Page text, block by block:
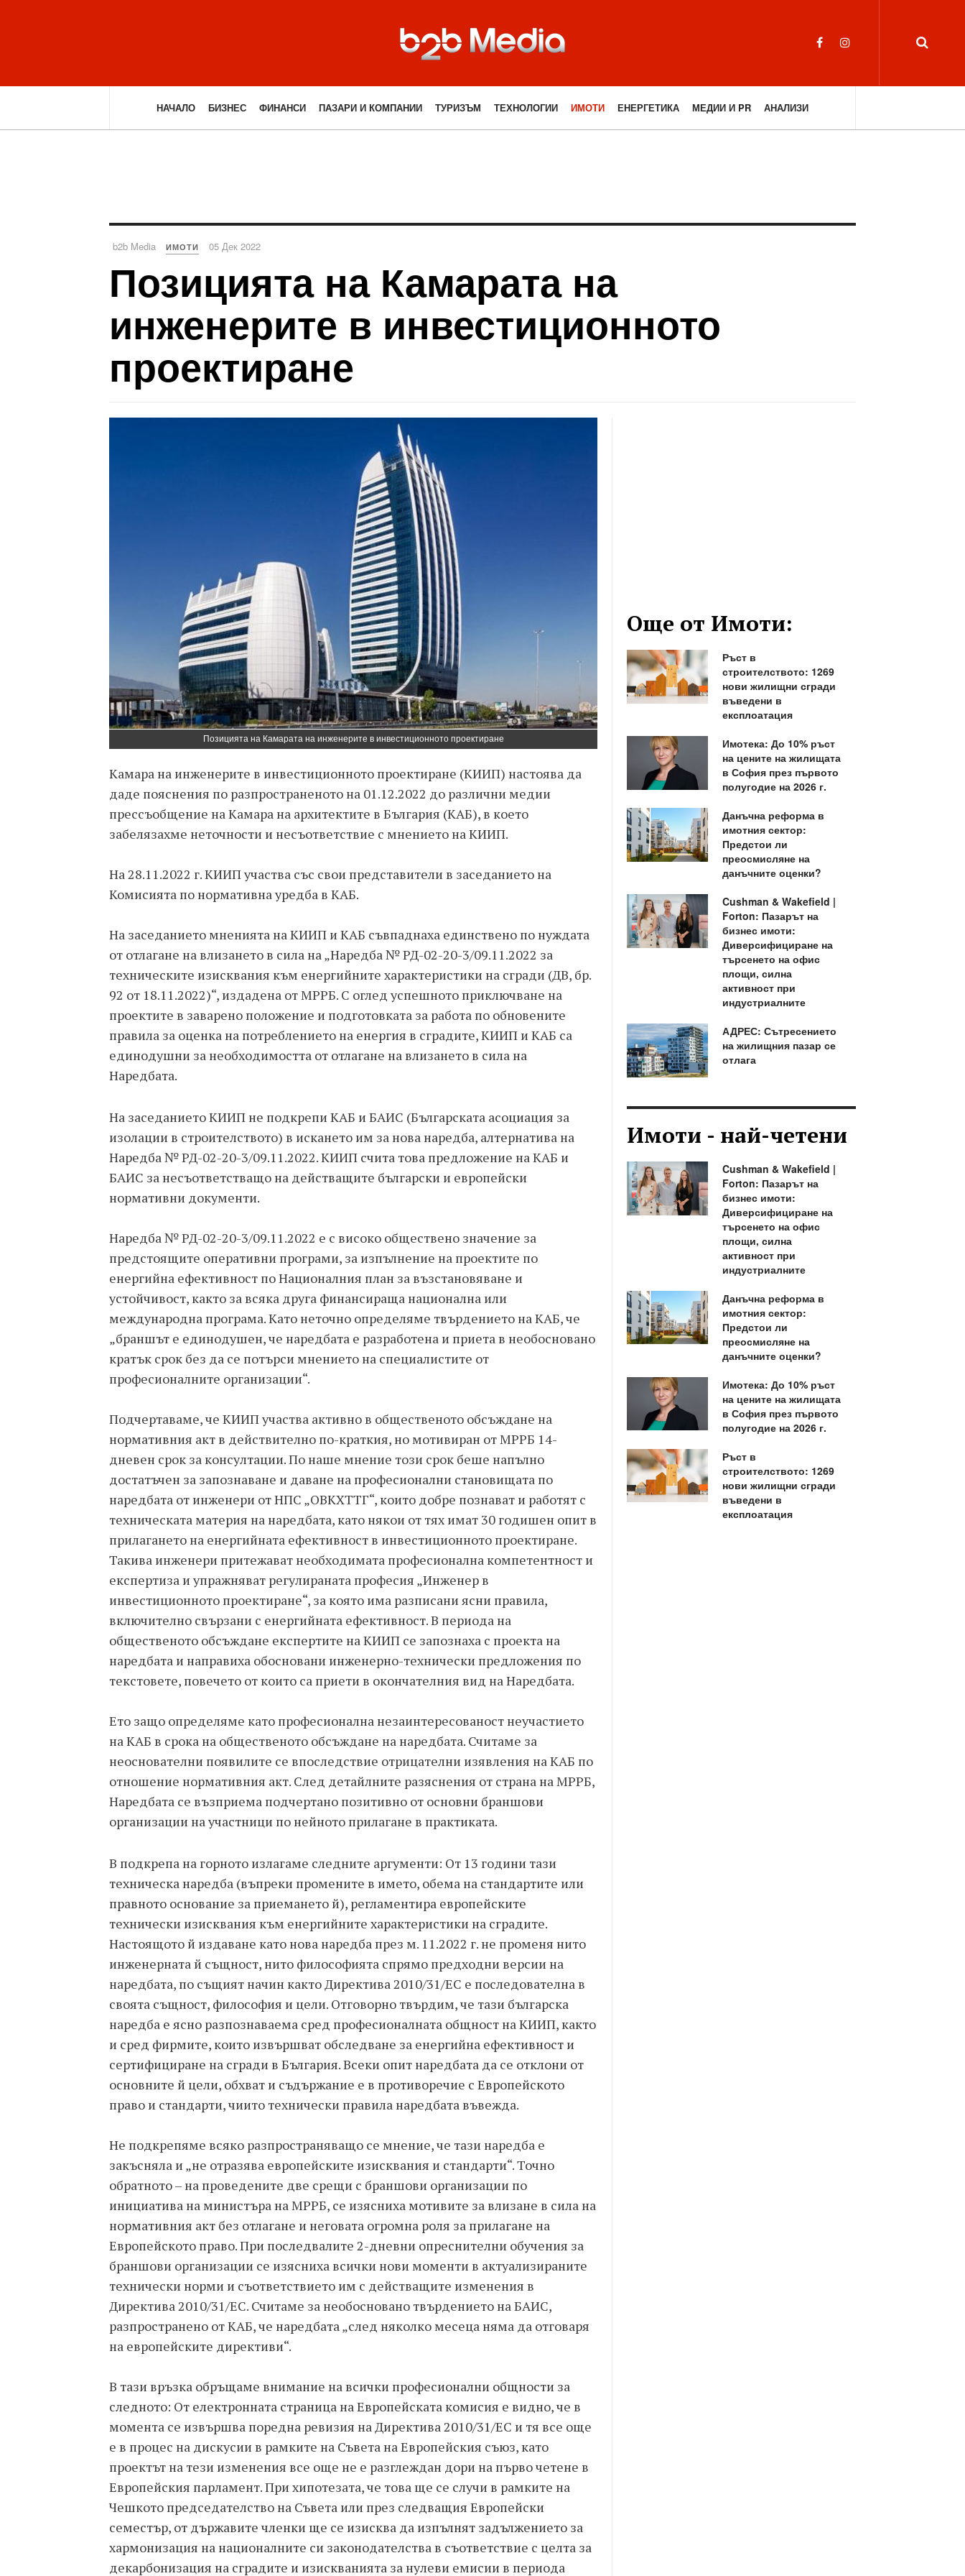
НАЧАЛО БИЗНЕС ФИНАНСИ ПАЗАРИ И КОМПАНИИ ТУРИЗЪМ ТЕХНОЛОГИИ ИМОТИ ЕНЕРГЕТИКА МЕДИИ И PR АНАЛИЗИ
b2b Media ИМОТИ 05 Дек 2022
Позицията на Камарата на
инженерите в инвестиционното
проектиране
Позицията на Камарата на инженерите в инвестиционното проектиране
Камара на инженерите в инвестиционното проектиране (КИИП) настоява да
даде пояснения по разпространеното на 01.12.2022 до различни медии
прессъобщение на Камара на архитектите в България (КАБ), в което
забелязахме неточности и несъответствие с мнението на КИИП.
На 28.11.2022 г. КИИП участва със свои представители в заседанието на
Комисията по нормативна уредба в КАБ.
На заседанието мненията на КИИП и КАБ съвпаднаха единствено по нуждата
от отлагане на влизането в сила на „Наредба № РД-02-20-3/09.11.2022 за
техническите изисквания към енергийните характеристики на сгради (ДВ, бр.
92 от 18.11.2022)“, издадена от МРРБ. С оглед успешното приключване на
проектите в заварено положение и подготовката за работа по обновените
правила за оценка на потреблението на енергия в сградите, КИИП и КАБ са
единодушни за необходимостта от отлагане на влизането в сила на
Наредбата.
На заседанието КИИП не подкрепи КАБ и БАИС (Българската асоциация за
изолации в строителството) в искането им за нова наредба, алтернатива на
Наредба № РД-02-20-3/09.11.2022. КИИП счита това предложение на КАБ и
БАИС за несъответстващо на действащите български и европейски
нормативни документи.
Наредба № РД-02-20-3/09.11.2022 е с високо обществено значение за
предстоящите оперативни програми, за изпълнение на проектите по
енергийна ефективност по Националния план за възстановяване и
устойчивост, както за всяка друга финансираща национална или
международна програма. Като неточно определяме твърдението на КАБ, че
„браншът е единодушен, че наредбата е разработена и приета в необосновано
кратък срок без да се потърси мнението на специалистите от
професионалните организации“.
Подчертаваме, че КИИП участва активно в общественото обсъждане на
нормативния акт в действително по-краткия, но мотивиран от МРРБ 14-
дневен срок за консултации. По наше мнение този срок беше напълно
достатъчен за запознаване и даване на професионални становищата по
наредбата от инженери от НПС „ОВКХТТГ“, които добре познават и работят с
техническата материя на наредбата, като някои от тях имат 30 годишен опит в
прилагането на енергийната ефективност в инвестиционното проектиране.
Такива инженери притежават необходимата професионална компетентност и
експертиза и упражняват регулираната професия „Инженер в
инвестиционното проектиране“, за която има разписани ясни правила,
включително свързани с енергийната ефективност. В периода на
общественото обсъждане експертите на КИИП се запознаха с проекта на
наредбата и направиха обосновани инженерно-технически предложения по
текстовете, повечето от които са приети в окончателния вид на Наредбата.
Ето защо определяме като професионална незаинтересованост неучастието
на КАБ в срока на общественото обсъждане на наредбата. Считаме за
неоснователни появилите се впоследствие отрицателни изявления на КАБ по
отношение нормативния акт. След детайлните разяснения от страна на МРРБ,
Наредбата се възприема подчертано позитивно от основни браншови
организации на участници по нейното прилагане в практиката.
В подкрепа на горното излагаме следните аргументи: От 13 години тази
техническа наредба (въпреки промените в името, обема на стандартите или
правното основание за приемането й), регламентира европейските
технически изисквания към енергийните характеристики на сградите.
Настоящото й издаване като нова наредба през м. 11.2022 г. не променя нито
инженерната й същност, нито философията спрямо предходни версии на
наредбата, по същият начин както Директива 2010/31/ЕС е последователна в
своята същност, философия и цели. Отговорно твърдим, че тази българска
наредба е ясно разпознаваема сред професионалната общност на КИИП, както
и сред фирмите, които извършват обследване за енергийна ефективност и
сертифициране на сгради в България. Всеки опит наредбата да се отклони от
основните й цели, обхват и съдържание е в противоречие с Европейското
право и стандарти, чиито технически правила наредбата въвежда.
Не подкрепяме всяко разпространяващо се мнение, че тази наредба е
закъсняла и „не отразява европейските изисквания и стандарти“. Точно
обратното – на проведените две срещи с браншови организации по
инициатива на министъра на МРРБ, се изясниха мотивите за влизане в сила на
нормативния акт без отлагане и неговата огромна роля за прилагане на
Европейското право. При последвалите 2-дневни опреснителни обучения за
браншови организации се изясниха всички нови моменти в актуализираните
технически норми и съответствието им с действащите изменения в
Директива 2010/31/ЕС. Считаме за необосновано твърдението на БАИС,
разпространено от КАБ, че наредбата „след няколко месеца няма да отговаря
на европейските директиви“.
В тази връзка обръщаме внимание на всички професионални общности за
следното: От електронната страница на Европейската комисия е видно, че в
момента се извършва поредна ревизия на Директива 2010/31/ЕС и тя все още
е в процес на дискусии в рамките на Съвета на Европейския съюз, като
проектът на тези изменения все още не е разглеждан дори на първо четене в
Европейския парламент. При хипотезата, че това ще се случи в рамките на
Чешкото председателство на Съвета или през следващия Европейски
семестър, от държавите членки ще се изисква да изпълнят задължението за
хармонизация на националните си законодателства в съответствие с целта за
декарбонизация на сградите и изискванията за нулеви емисии в периода
Още от Имоти:
Ръст в
строителството: 1269
нови жилищни сгради
въведени в
експлоатация
Имотека: До 10% ръст
на цените на жилищата
в София през първото
полугодие на 2026 г.
Данъчна реформа в
имотния сектор:
Предстои ли
преосмисляне на
данъчните оценки?
Cushman & Wakefield |
Forton: Пазарът на
бизнес имоти:
Диверсифициране на
търсенето на офис
площи, силна
активност при
индустриалните
АДРЕС: Сътресението
на жилищния пазар се
отлага
Имоти - най-четени
Cushman & Wakefield |
Forton: Пазарът на
бизнес имоти:
Диверсифициране на
търсенето на офис
площи, силна
активност при
индустриалните
Данъчна реформа в
имотния сектор:
Предстои ли
преосмисляне на
данъчните оценки?
Имотека: До 10% ръст
на цените на жилищата
в София през първото
полугодие на 2026 г.
Ръст в
строителството: 1269
нови жилищни сгради
въведени в
експлоатация